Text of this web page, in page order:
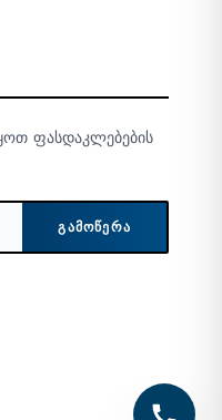
ფასდაკლებების
ᲒᲐᲛᲝᲬᲔᲠᲐ